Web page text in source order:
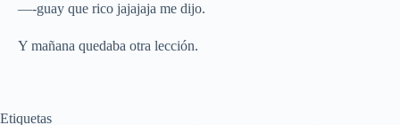
—-guay que rico jajajaja me dijo.
Y mañana quedaba otra lección.
Etiquetas